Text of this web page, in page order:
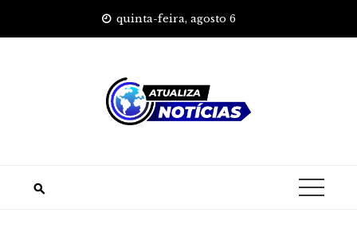
quinta-feira, agosto 6